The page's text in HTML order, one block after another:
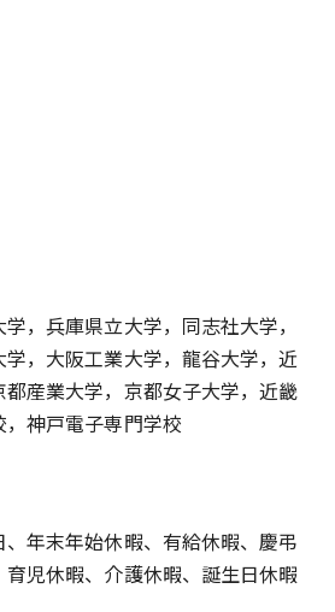
，兵庫県立大学，同志社大学，
，大阪工業大学，龍谷大学，近
産業大学，京都女子大学，近畿
神戸電子専門学校
年末年始休暇、有給休暇、慶弔
児休暇、介護休暇、誕生日休暇